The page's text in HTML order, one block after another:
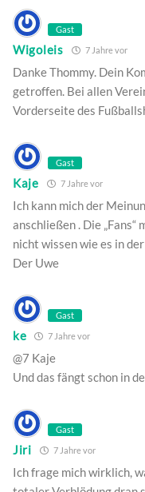
Gast
Wigoleis 7 Jahre vor
Danke Thommy. Dein
getroffen. Bei allen
Vorderseite des
Gast
Kaje 7 Jahre vor
Ich kann mich der
anschließen . Die „Fans“
nicht wissen wie es in
Der Uwe
Gast
ke 7 Jahre vor
@7 Kaje
Und das fängt schon in
Gast
Jiri 7 Jahre vor
Ich frage mich wirklich,